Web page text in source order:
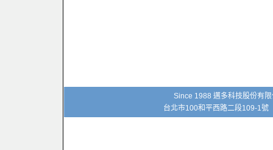
Since 1988 邁多科技股份
台北市100和平西路二段109-1號